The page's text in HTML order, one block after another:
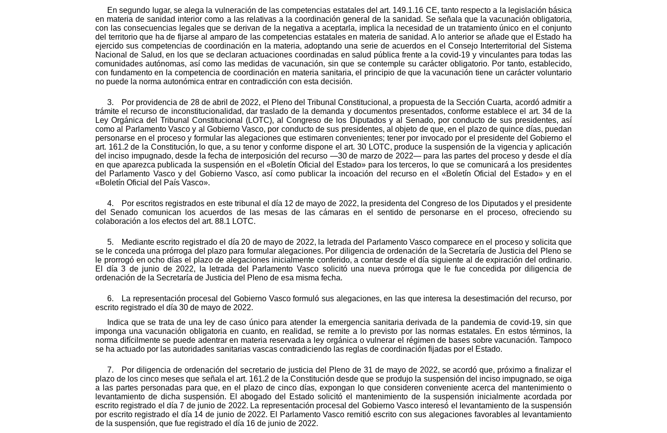
En segundo lugar, se alega la vulneración de las competencias estatales del art. 149.1.16 CE, tanto respecto a la legislación básica
en materia de sanidad interior como a las relativas a la coordinación general de la sanidad. Se señala que la vacunación obligatoria,
con las consecuencias legales que se derivan de la negativa a aceptarla, implica la necesidad de un tratamiento único en el conjunto
del territorio que ha de fijarse al amparo de las competencias estatales en materia de sanidad. A lo anterior se añade que el Estado ha
ejercido sus competencias de coordinación en la materia, adoptando una serie de acuerdos en el Consejo Interterritorial del Sistema
Nacional de Salud, en los que se declaran actuaciones coordinadas en salud pública frente a la covid-19 y vinculantes para todas las
comunidades autónomas, así como las medidas de vacunación, sin que se contemple su carácter obligatorio. Por tanto, establecido,
con fundamento en la competencia de coordinación en materia sanitaria, el principio de que la vacunación tiene un carácter voluntario
no puede la norma autonómica entrar en contradicción con esta decisión.
3. Por providencia de 28 de abril de 2022, el Pleno del Tribunal Constitucional, a propuesta de la Sección Cuarta, acordó admitir a
trámite el recurso de inconstitucionalidad, dar traslado de la demanda y documentos presentados, conforme establece el art. 34 de la
Ley Orgánica del Tribunal Constitucional (LOTC), al Congreso de los Diputados y al Senado, por conducto de sus presidentes, así
como al Parlamento Vasco y al Gobierno Vasco, por conducto de sus presidentes, al objeto de que, en el plazo de quince días, puedan
personarse en el proceso y formular las alegaciones que estimaren convenientes; tener por invocado por el presidente del Gobierno el
art. 161.2 de la Constitución, lo que, a su tenor y conforme dispone el art. 30 LOTC, produce la suspensión de la vigencia y aplicación
del inciso impugnado, desde la fecha de interposición del recurso —30 de marzo de 2022— para las partes del proceso y desde el día
en que aparezca publicada la suspensión en el «Boletín Oficial del Estado» para los terceros, lo que se comunicará a los presidentes
del Parlamento Vasco y del Gobierno Vasco, así como publicar la incoación del recurso en el «Boletín Oficial del Estado» y en el
«Boletín Oficial del País Vasco».
4. Por escritos registrados en este tribunal el día 12 de mayo de 2022, la presidenta del Congreso de los Diputados y el presidente
del Senado comunican los acuerdos de las mesas de las cámaras en el sentido de personarse en el proceso, ofreciendo su
colaboración a los efectos del art. 88.1 LOTC.
5. Mediante escrito registrado el día 20 de mayo de 2022, la letrada del Parlamento Vasco comparece en el proceso y solicita que
se le conceda una prórroga del plazo para formular alegaciones. Por diligencia de ordenación de la Secretaría de Justicia del Pleno se
le prorrogó en ocho días el plazo de alegaciones inicialmente conferido, a contar desde el día siguiente al de expiración del ordinario.
El día 3 de junio de 2022, la letrada del Parlamento Vasco solicitó una nueva prórroga que le fue concedida por diligencia de
ordenación de la Secretaría de Justicia del Pleno de esa misma fecha.
6. La representación procesal del Gobierno Vasco formuló sus alegaciones, en las que interesa la desestimación del recurso, por
escrito registrado el día 30 de mayo de 2022.
Indica que se trata de una ley de caso único para atender la emergencia sanitaria derivada de la pandemia de covid-19, sin que
imponga una vacunación obligatoria en cuanto, en realidad, se remite a lo previsto por las normas estatales. En estos términos, la
norma difícilmente se puede adentrar en materia reservada a ley orgánica o vulnerar el régimen de bases sobre vacunación. Tampoco
se ha actuado por las autoridades sanitarias vascas contradiciendo las reglas de coordinación fijadas por el Estado.
7. Por diligencia de ordenación del secretario de justicia del Pleno de 31 de mayo de 2022, se acordó que, próximo a finalizar el
plazo de los cinco meses que señala el art. 161.2 de la Constitución desde que se produjo la suspensión del inciso impugnado, se oiga
a las partes personadas para que, en el plazo de cinco días, expongan lo que consideren conveniente acerca del mantenimiento o
levantamiento de dicha suspensión. El abogado del Estado solicitó el mantenimiento de la suspensión inicialmente acordada por
escrito registrado el día 7 de junio de 2022. La representación procesal del Gobierno Vasco interesó el levantamiento de la suspensión
por escrito registrado el día 14 de junio de 2022. El Parlamento Vasco remitió escrito con sus alegaciones favorables al levantamiento
de la suspensión, que fue registrado el día 16 de junio de 2022.